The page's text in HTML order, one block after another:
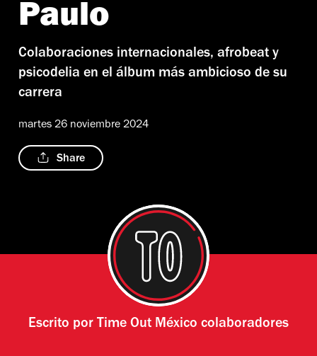
Paulo
Colaboraciones internacionales, afrobeat y
psicodelia en el álbum más ambicioso de su
carrera
martes 26 noviembre 2024
Share
Escrito por Time Out México colaboradores